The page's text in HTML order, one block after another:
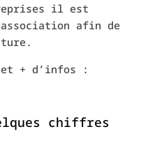
il est
afin de
+ d’infos :
chiffres